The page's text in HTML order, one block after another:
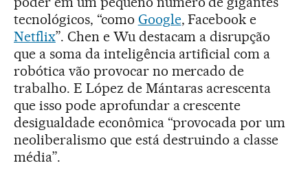
tecnológicos, “como Google, Facebook e
Netflix”. Chen e Wu destacam a disrupção
que a soma da inteligência artificial com a
robótica vão provocar no mercado de
trabalho. E López de Mántaras acrescenta
que isso pode aprofundar a crescente
desigualdade econômica “provocada por um
neoliberalismo que está destruindo a classe
média”.